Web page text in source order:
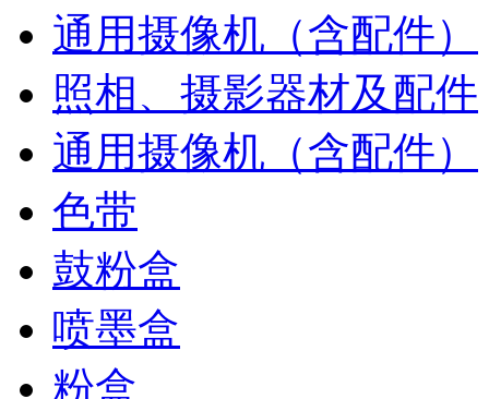
通用摄像机（含配件）
照相、摄影器材及配件
通用摄像机（含配件）
色带
鼓粉盒
喷墨盒
粉盒